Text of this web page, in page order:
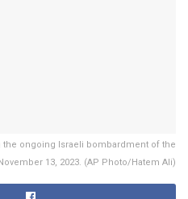
ongoing Israeli bombardment of the
13, 2023. (AP Photo/Hatem Ali)